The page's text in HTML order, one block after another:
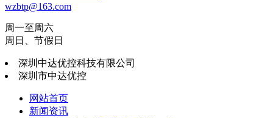
wzbtp@163.com
周一至周六
周日、节假日
深圳中达优控科技有限公司
深圳市中达优控
网站首页
新闻资讯